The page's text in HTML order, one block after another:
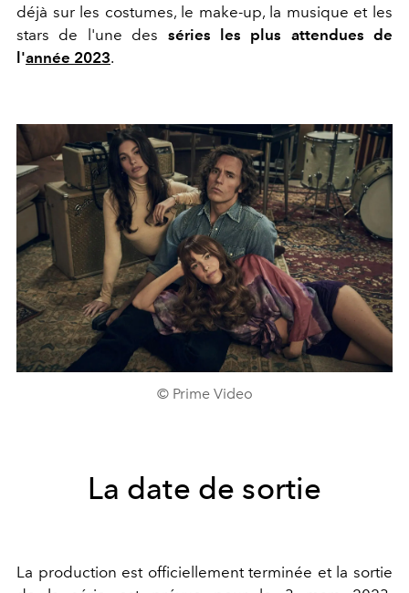
déjà sur les costumes, le make-up, la musique et les
stars de l'une des séries les plus attendues de
l'année 2023.
© Prime Video
La date de sortie
La production est officiellement terminée et la sortie